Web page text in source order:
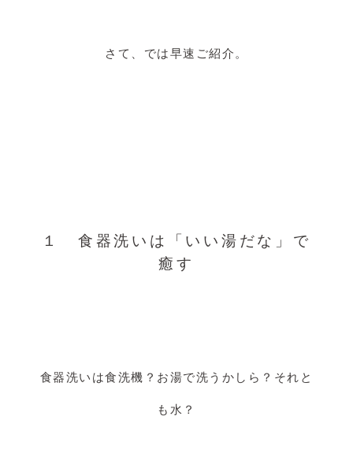
さて、では早速ご紹介。
１ 食器洗いは「いい湯だな」で
癒す
食器洗いは食洗機？お湯で洗うかしら？それと
も水？